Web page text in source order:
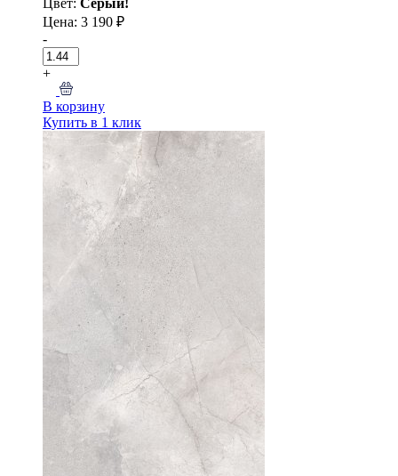
Цена: 3 190 ₽
-
+
В корзину
Купить в 1 клик